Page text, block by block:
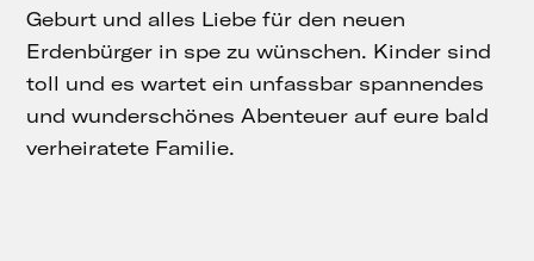
Geburt und alles Liebe für den neuen
Erdenbürger in spe zu wünschen. Kinder sind
toll und es wartet ein unfassbar spannendes
und wunderschönes Abenteuer auf eure bald
verheiratete Familie.